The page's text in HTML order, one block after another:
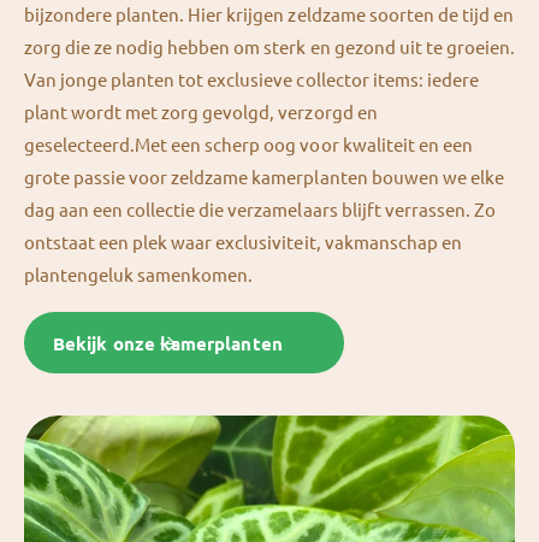
bijzondere planten. Hier krijgen zeldzame soorten de tijd en
zorg die ze nodig hebben om sterk en gezond uit te groeien.
Van jonge planten tot exclusieve collector items: iedere
plant wordt met zorg gevolgd, verzorgd en
geselecteerd.Met een scherp oog voor kwaliteit en een
grote passie voor zeldzame kamerplanten bouwen we elke
dag aan een collectie die verzamelaars blijft verrassen. Zo
ontstaat een plek waar exclusiviteit, vakmanschap en
plantengeluk samenkomen.
Bekijk onze kamerplanten